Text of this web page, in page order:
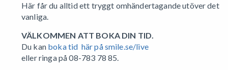
Här får du alltid ett tryggt omhändertagande utöver det
vanliga.
VÄLKOMMEN ATT BOKA DIN TID.
Du kan boka tid här på smile.se/live
ellerringa på 08-783 78 85.